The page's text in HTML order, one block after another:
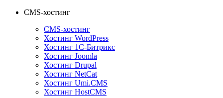
CMS-хостинг
CMS-хостинг
Хостинг WordPress
Хостинг 1С-Битрикс
Хостинг Joomla
Хостинг Drupal
Хостинг NetCat
Хостинг Umi.CMS
Хостинг HostCMS